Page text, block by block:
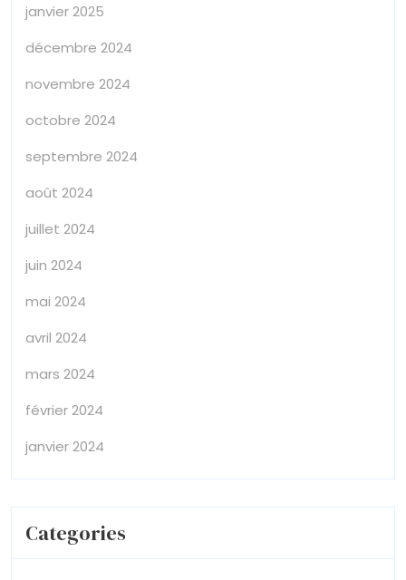
janvier 2025
décembre 2024
novembre 2024
octobre 2024
septembre 2024
août 2024
juillet 2024
juin 2024
mai 2024
avril 2024
mars 2024
février 2024
janvier 2024
Categories